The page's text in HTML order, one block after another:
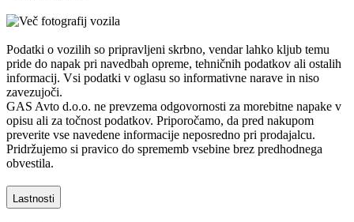
Podatki o vozilih so pripravljeni skrbno, vendar lahko kljub temu
pride do napak pri navedbah opreme, tehničnih podatkov ali ostalih
informacij. Vsi podatki v oglasu so informativne narave in niso
zavezujoči.
GAS Avto d.o.o. ne prevzema odgovornosti za morebitne napake v
opisu ali za točnost podatkov. Priporočamo, da pred nakupom
preverite vse navedene informacije neposredno pri prodajalcu.
Pridržujemo si pravico do sprememb vsebine brez predhodnega
obvestila.
Lastnosti